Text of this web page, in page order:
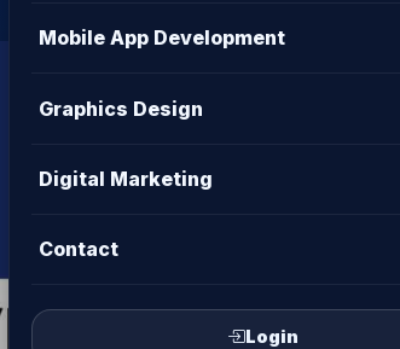
Mobile App Development
Graphics Design
Digital Marketing
Contact
Login